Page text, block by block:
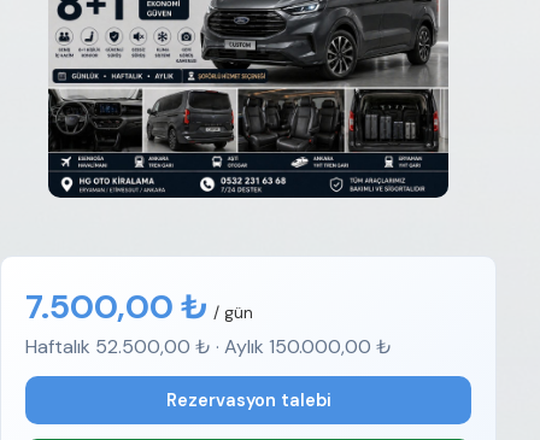
7.500,00 ₺ / gün
Haftalık 52.500,00 ₺ · Aylık 150.000,00 ₺
Rezervasyon talebi